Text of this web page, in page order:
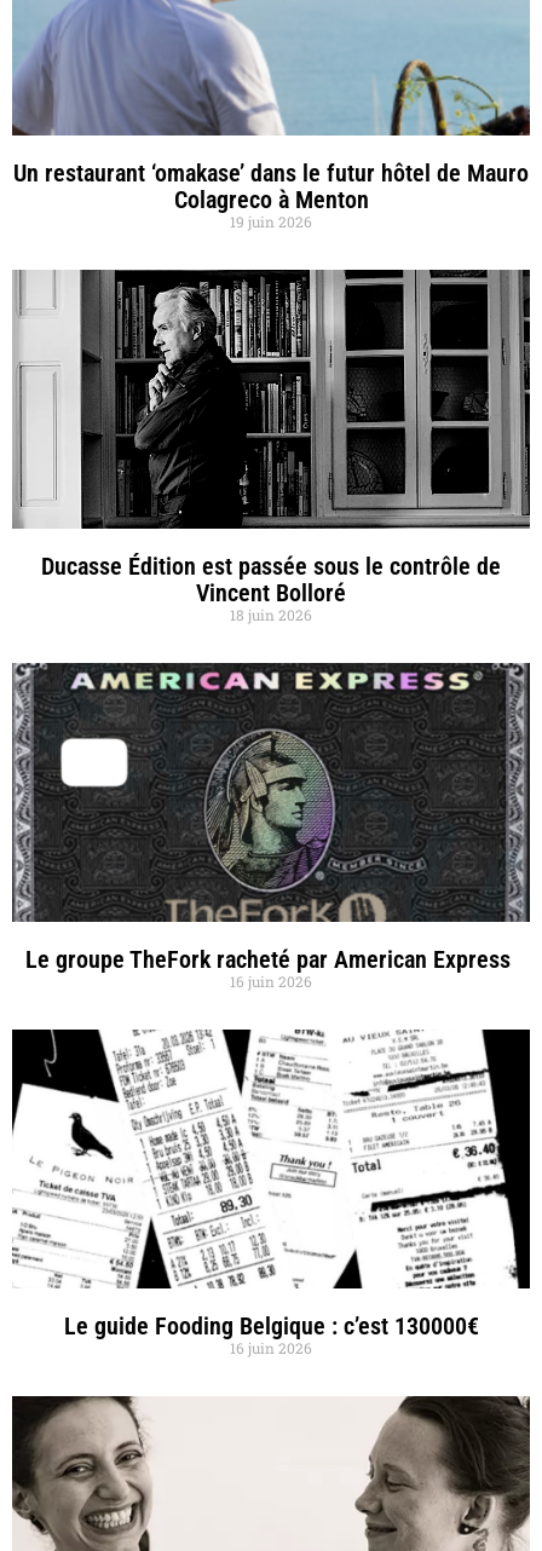
Un restaurant ‘omakase’ dans le futur hôtel de Mauro
Colagreco à Menton
19 juin 2026
Ducasse Édition est passée sous le contrôle de
Vincent Bolloré
18 juin 2026
Le groupe TheFork racheté par American Express
16 juin 2026
Le guide Fooding Belgique : c’est 130000€
16 juin 2026